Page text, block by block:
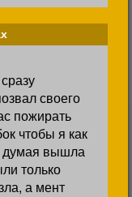
своего
пожирать
чтобы я как
думая вышла
только
а мент